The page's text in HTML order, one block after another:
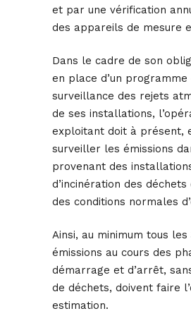
et par une vérification
des appareils de mesure
Dans le cadre de son
en place d’un programme
surveillance des rejets
de ses installations,
exploitant doit à présent,
surveiller les émissions
provenant des
d’incinération des
des conditions normales
Ainsi, au minimum tous les
émissions au cours des
démarrage et d’arrêt,
de déchets, doivent faire
estimation.